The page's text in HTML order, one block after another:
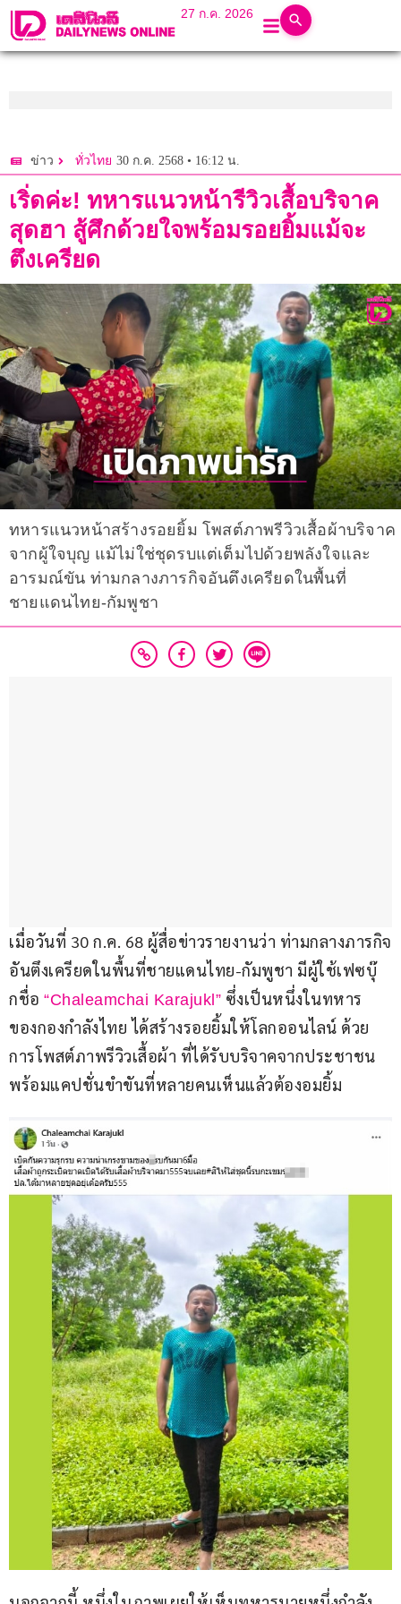
27 ก.ค. 2026
ข่าว ทั่วไทย 30 ก.ค. 2568 • 16:12 น.
เริ่ดค่ะ! ทหารแนวหน้ารีวิวเสื้อบริจาค
สุดฮา สู้ศึกด้วยใจพร้อมรอยยิ้มแม้จะ
ตึงเครียด
ทหารแนวหน้าสร้างรอยยิ้ม โพสต์ภาพรีวิวเสื้อผ้าบริจาค
จากผู้ใจบุญ แม้ไม่ใช่ชุดรบแต่เต็มไปด้วยพลังใจและ
อารมณ์ขัน ท่ามกลางภารกิจอันตึงเครียดในพื้นที่
ชายแดนไทย-กัมพูชา
เมื่อวันที่ 30 ก.ค. 68 ผู้สื่อข่าวรายงานว่า ท่ามกลางภารกิจ
อันตึงเครียดในพื้นที่ชายแดนไทย-กัมพูชา มีผู้ใช้เฟซบุ๊
กชื่อ “Chaleamchai Karajukl” ซึ่งเป็นหนึ่งในทหาร
ของกองกำลังไทย ได้สร้างรอยยิ้มให้โลกออนไลน์ ด้วย
การโพสต์ภาพรีวิวเสื้อผ้า ที่ได้รับบริจาคจากประชาชน
พร้อมแคปชั่นขำขันที่หลายคนเห็นแล้วต้องอมยิ้ม